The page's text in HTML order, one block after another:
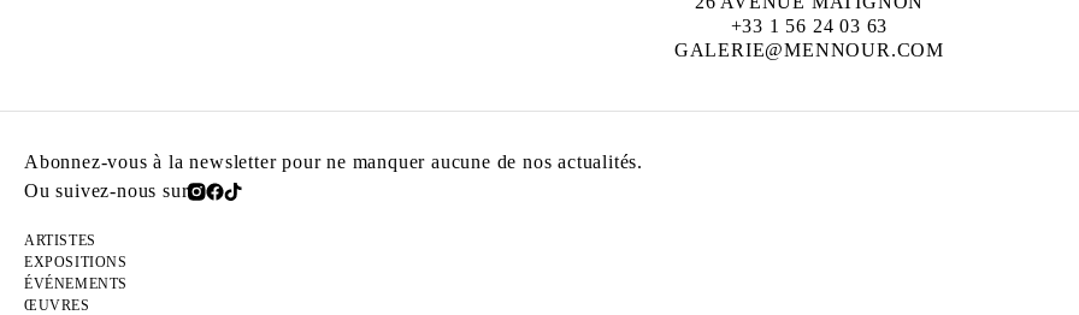
+33 1 56 24 03 63
GALERIE@MENNOUR.COM
Abonnez-vous à la newsletter pour ne manquer aucune de nos actualités.
Ou suivez-nous sur
ARTISTES
EXPOSITIONS
ÉVÉNEMENTS
ŒUVRES